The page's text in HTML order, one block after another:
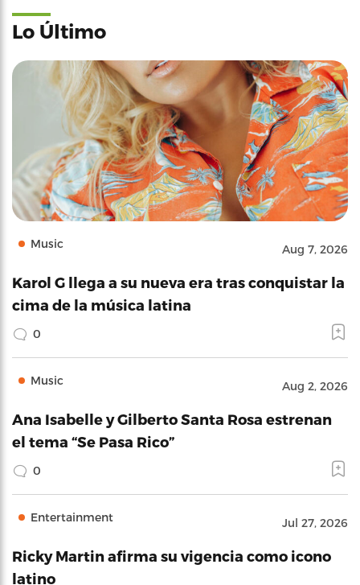
Lo Último
Music Aug 7, 2026
Karol G llega a su nueva era tras conquistar la
cima de la música latina
0
Music Aug 2, 2026
Ana Isabelle y Gilberto Santa Rosa estrenan
el tema “Se Pasa Rico”
0
Entertainment Jul 27, 2026
Ricky Martin afirma su vigencia como icono
latino